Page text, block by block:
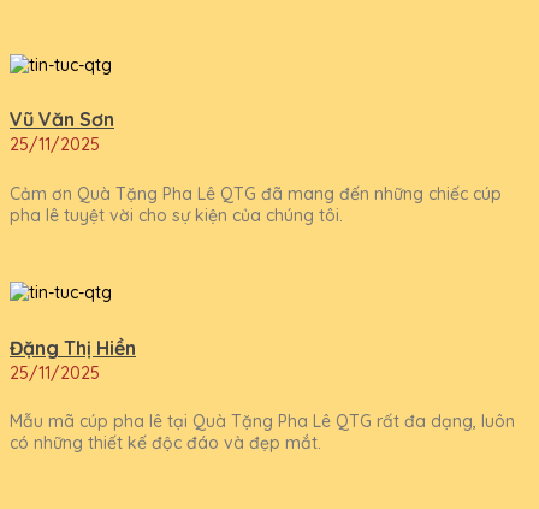
Vũ Văn Sơn
25/11/2025
Cảm ơn Quà Tặng Pha Lê QTG đã mang đến những chiếc cúp
pha lê tuyệt vời cho sự kiện của chúng tôi.
Đặng Thị Hiền
25/11/2025
Mẫu mã cúp pha lê tại Quà Tặng Pha Lê QTG rất đa dạng, luôn
có những thiết kế độc đáo và đẹp mắt.